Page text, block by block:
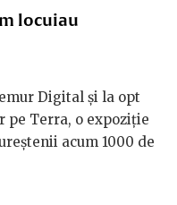
locuiau
Digital și la opt
pe Terra, o expoziție
acum 1000 de